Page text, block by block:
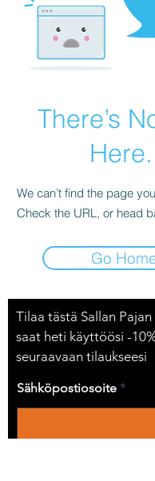
There’s
We can’t find the page
Check the URL, or head
Go
Tilaa tästä Sallan
saat heti käyttöösi -
seuraavaan tilaukseesi
Sähköpostiosoite